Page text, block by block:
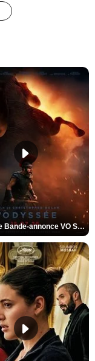
L'Odyssée Bande-annonce VO STFR